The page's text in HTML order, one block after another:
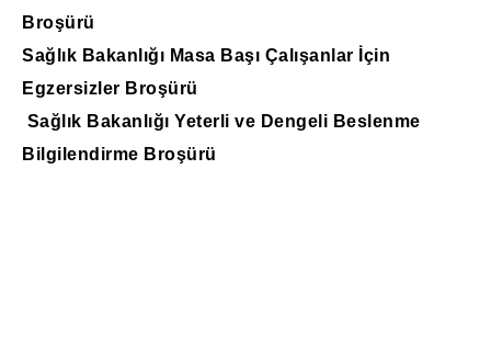
Broşürü
Sağlık Bakanlığı Masa Başı Çalışanlar İçin
Egzersizler Broşürü
Sağlık Bakanlığı Yeterli ve Dengeli Beslenme
Bilgilendirme Broşürü